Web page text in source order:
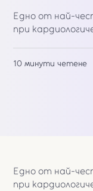
Едно от най-
при
10 минути четене
Едно от най-
при